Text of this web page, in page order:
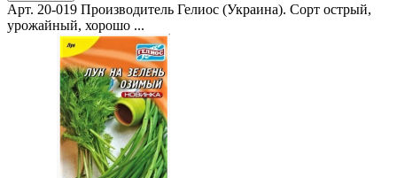
Арт. 20-019 Производитель Гелиос (Украина). Сорт острый,
урожайный, хорошо ...